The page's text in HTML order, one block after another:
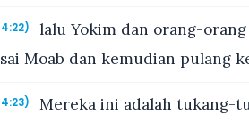
lalu Yokim dan orang-orang
Moab dan kemudian pulang
Mereka ini adalah tukang-